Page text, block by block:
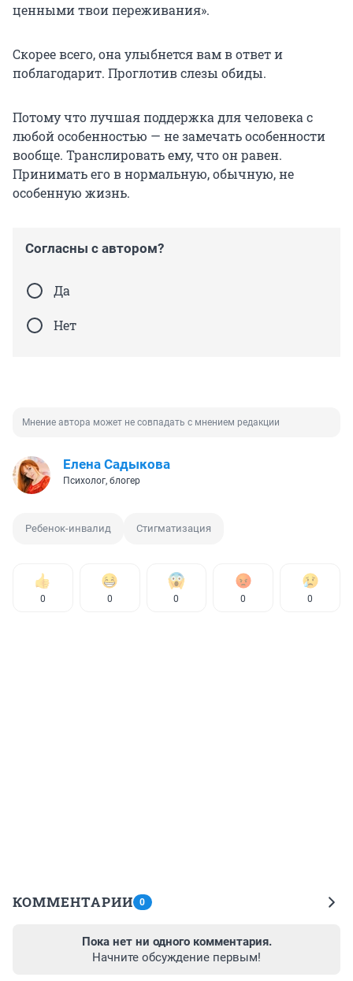
ценными твои переживания».
Скорее всего, она улыбнется вам в ответ и
поблагодарит. Проглотив слезы обиды.
Потому что лучшая поддержка для человека с
любой особенностью — не замечать особенности
вообще. Транслировать ему, что он равен.
Принимать его в нормальную, обычную, не
особенную жизнь.
Согласны с автором?
Да
Нет
Мнение автора может не совпадать с мнением редакции
Елена Садыкова
Психолог, блогер
Ребенок-инвалид Стигматизация
0 0 0 0 0
КОММЕНТАРИИ 0
Пока нет ни одного комментария.
Начните обсуждение первым!